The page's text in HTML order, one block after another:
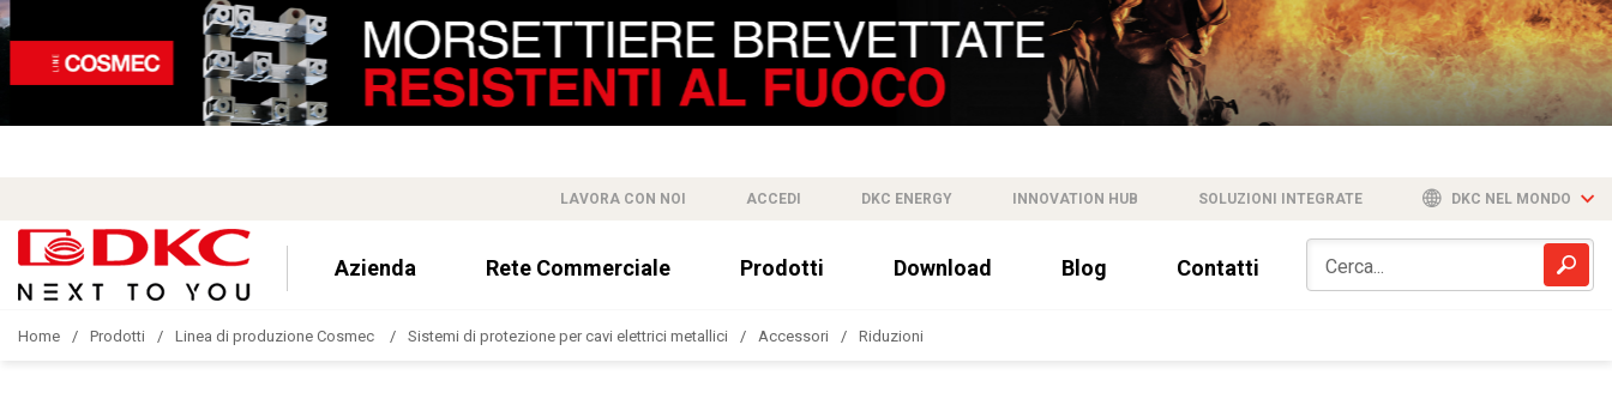
LAVORA CON NOI ACCEDI DKC ENERGY INNOVATION HUB SOLUZIONI INTEGRATE DKC NEL MONDO
Azienda Rete Commerciale Prodotti Download Blog Contatti
Home Prodotti Linea di produzione Cosmec Sistemi di protezione per cavi elettrici metallici Accessori Riduzioni